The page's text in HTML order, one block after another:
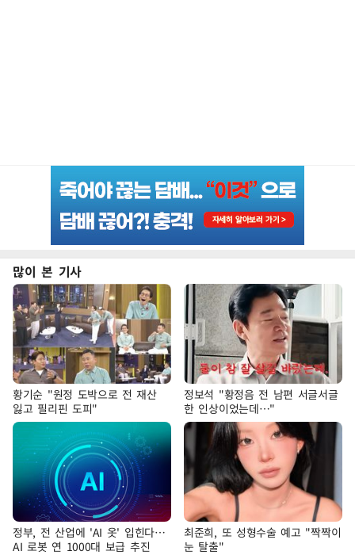
많이 본 기사
황기순 "원정 도박으로 전 재산
잃고 필리핀 도피"
정보석 "황정음 전 남편 서글서글
한 인상이었는데…"
정부, 전 산업에 'AI 옷' 입힌다…
AI 로봇 연 1000대 보급 추진
최준희, 또 성형수술 예고 "짝짝이
눈 탈출"